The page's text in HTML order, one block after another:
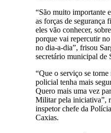
“São muito importante
as forças de segurança
eles vão conhecer,
porque vai repercutir
no dia-a-dia”, frisou
secretário municipal de
“Que o serviço se
policial tenha mais
Quero mais uma vez
Militar pela iniciativa”,
inspetor chefe da
Caxias.